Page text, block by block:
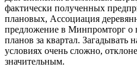
фактически полученных
плановых, Ассоциация
предложение в Минпромторг о
планов за квартал. Загадывать
условиях очень сложно,
значительным.